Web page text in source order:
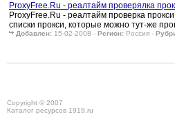
ProxyFree.Ru - реалтайм проверялка
ProxyFree.Ru - реалтайм проверка
списки прокси, которые можно тут-же
Добавлен: 15-02-2008 - Регион: Россия -
Copyright © 2007
Каталог ресурсов 1919.ru